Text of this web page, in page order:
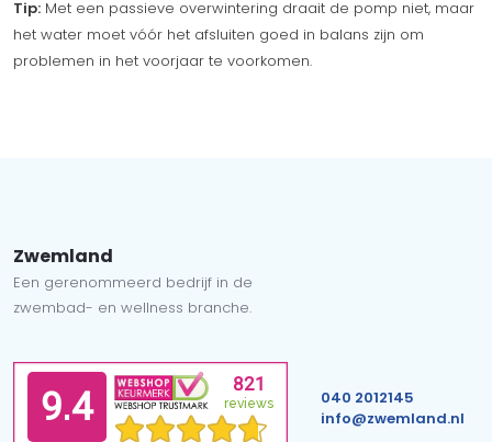
Tip: Met een passieve overwintering draait de pomp niet, maar
het water moet vóór het afsluiten goed in balans zijn om
problemen in het voorjaar te voorkomen.
Zwemland
Een gerenommeerd bedrijf in de
zwembad- en wellness branche.
040 2012145
info@zwemland.nl